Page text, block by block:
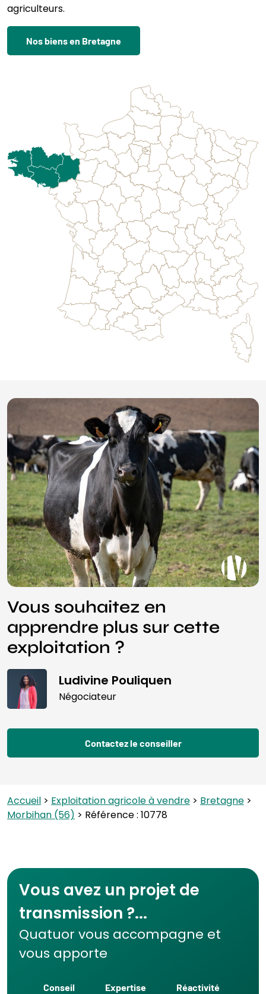
agriculteurs.
Nos biens en Bretagne
Vous souhaitez en
apprendre plus sur cette
exploitation ?
Ludivine Pouliquen
Négociateur
Contactez le conseiller
Accueil> Exploitation agricole à vendre> Bretagne>
Morbihan (56)> Référence : 10778
Vous avez un projet de
transmission ?...
Quatuor vous accompagne et
vous apporte
Conseil Expertise Réactivité